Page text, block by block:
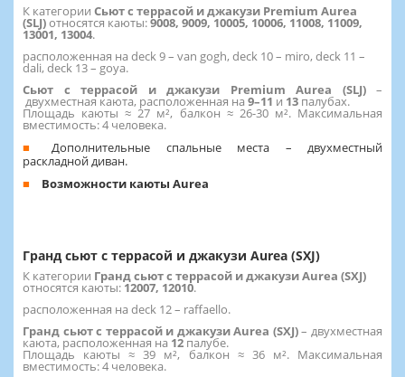
К категории Сьют с террасой и джакузи Premium Aurea
(SLJ)относятся каюты:9008, 9009, 10005, 10006, 11008, 11009,
13001, 13004.
расположенная на deck 9 – van gogh, deck 10 – miro, deck 11 –
dali, deck 13 – goya.
Сьют с террасой и джакузи Premium Aurea (SLJ)–
двухместная каюта, расположенная на 9–11 и 13 палубах.
Площадь каюты ≈ 27 м², балкон ≈ 26-30 м². Максимальная
вместимость: 4 человека.
Дополнительные спальные места – двухместный
раскладной диван.
Возможности каюты Aurea
Гранд сьют с террасой и джакузи Aurea (SXJ)
К категории Гранд сьют с террасой и джакузи Aurea (SXJ)
относятся каюты:12007, 12010.
расположенная на deck 12 – raffaello.
Гранд сьют с террасой и джакузи Aurea (SXJ)– двухместная
каюта, расположенная на 12палубе.
Площадь каюты ≈ 39 м², балкон ≈ 36 м². Максимальная
вместимость: 4 человека.